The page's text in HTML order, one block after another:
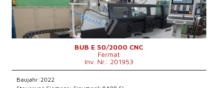
BUB E 50/2000 CNC
Fermat
Inv. Nr.: 201953
Baujahr:2022